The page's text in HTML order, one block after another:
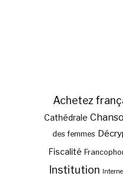
Achetez
Cathédrale
des femmes
Fiscalité
Institution